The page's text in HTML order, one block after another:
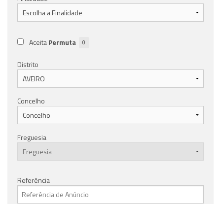
AceitaPermuta 0
Distrito
Concelho
Freguesia
Referência